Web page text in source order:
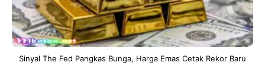
Sinyal The Fed Pangkas Bunga, Harga Emas Cetak Rekor Baru